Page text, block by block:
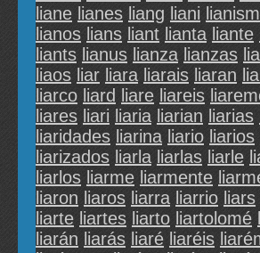
liane lianes liang liani
lianos lians liant lianta liante
liants lianus lianza lianzas
liaos liar liara liarais liaran
liarco liard liare liareis
liares liari liaria liarian liarias
liaridades liarina liario liarios
liarizados liarla liarlas liarle
liarlos liarme liarmente
liaron liaros liarra liarrio liars
liarte liartes liarto liartolomé
liarán liarás liaré liaréis